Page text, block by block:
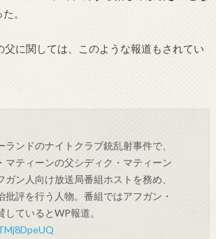
。
父に関しては、このような報道もされてい
ランドのナイトクラブ銃乱射事件で、
マティーンの父シディク・マティーン
ガン人向け放送局番組ホストを務め、
批評を行う人物。番組ではアフガン・
しているとWP報道。